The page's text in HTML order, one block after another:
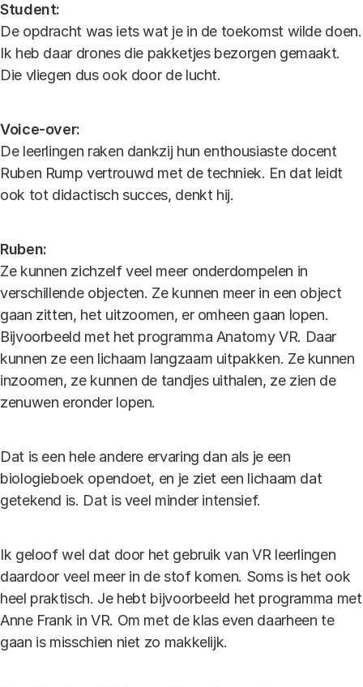
Student:
De opdracht was iets wat je in de toekomst wilde doen.
Ik heb daar drones die pakketjes bezorgen gemaakt.
Die vliegen dus ook door de lucht.
Voice-over:
De leerlingen raken dankzij hun enthousiaste docent
Ruben Rump vertrouwd met de techniek. En dat leidt
ook tot didactisch succes, denkt hij.
Ruben:
Ze kunnen zichzelf veel meer onderdompelen in
verschillende objecten. Ze kunnen meer in een object
gaan zitten, het uitzoomen, er omheen gaan lopen.
Bijvoorbeeld met het programma Anatomy VR. Daar
kunnen ze een lichaam langzaam uitpakken. Ze kunnen
inzoomen, ze kunnen de tandjes uithalen, ze zien de
zenuwen eronder lopen.
Dat is een hele andere ervaring dan als je een
biologieboek opendoet, en je ziet een lichaam dat
getekend is. Dat is veel minder intensief.
Ik geloof wel dat door het gebruik van VR leerlingen
daardoor veel meer in de stof komen. Soms is het ook
heel praktisch. Je hebt bijvoorbeeld het programma met
Anne Frank in VR. Om met de klas even daarheen te
gaan is misschien niet zo makkelijk.